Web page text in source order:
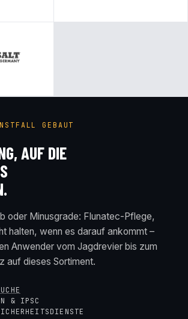
GEBAUT
AUF DIE
oder Minusgrade: Flunatec-Pflege,
halten, wenn es darauf ankommt –
Anwender vom Jagdrevier bis zum
auf dieses Sortiment.
& IPSC